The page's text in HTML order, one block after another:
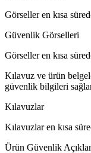
Görseller en kısa
Güvenlik Görselleri
Görseller en kısa
Kılavuz ve ürün
güvenlik bilgileri
Kılavuzlar
Kılavuzlar en kısa
Ürün Güvenlik